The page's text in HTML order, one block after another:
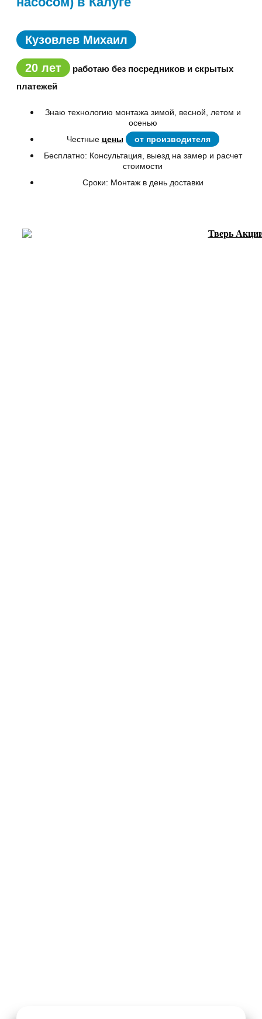
Кузовлев Михаил
20 лет
работаю без посредников и скрытых
платежей
Знаю технологию монтажа зимой, весной, летом и
осенью
Честные цены
от производителя
Бесплатно: Консультация, выезд на замер и расчет
стоимости
Сроки: Монтаж в день доставки